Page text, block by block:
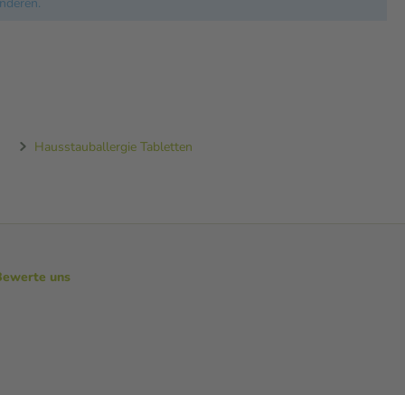
Hausstauballergie Tabletten
uns